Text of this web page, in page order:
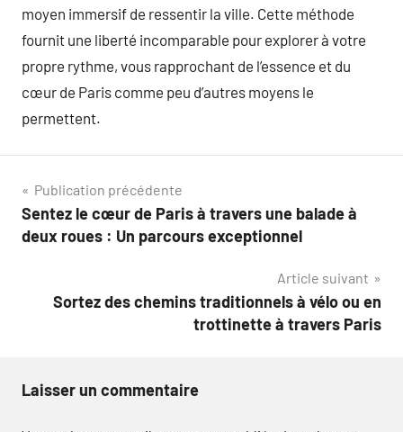
moyen immersif de ressentir la ville. Cette méthode
fournit une liberté incomparable pour explorer à votre
propre rythme, vous rapprochant de l’essence et du
cœur de Paris comme peu d’autres moyens le
permettent.
Navigation
de
Publication précédente
Sentez le cœur de Paris à travers une balade à
deux roues : Un parcours exceptionnel
Article suivant
Sortez des chemins traditionnels à vélo ou en
trottinette à travers Paris
Laisser un commentaire